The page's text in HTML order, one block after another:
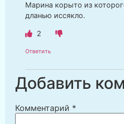
Марина корыто из
дланью иссякло.
2
Ответить
Добавить
Комментарий *